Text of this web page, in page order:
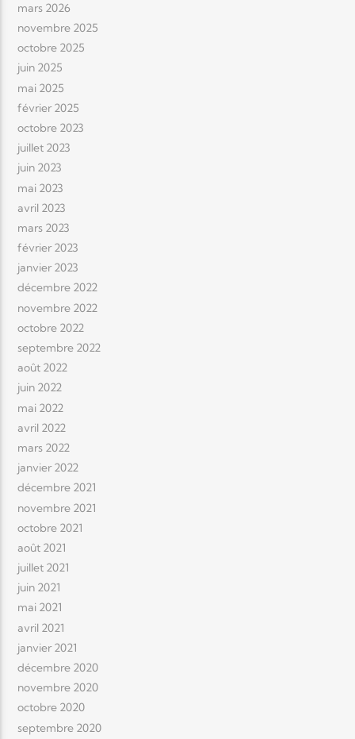
mars 2026
novembre 2025
octobre 2025
juin 2025
mai 2025
février 2025
octobre 2023
juillet 2023
juin 2023
mai 2023
avril 2023
mars 2023
février 2023
janvier 2023
décembre 2022
novembre 2022
octobre 2022
septembre 2022
août 2022
juin 2022
mai 2022
avril 2022
mars 2022
janvier 2022
décembre 2021
novembre 2021
octobre 2021
août 2021
juillet 2021
juin 2021
mai 2021
avril 2021
janvier 2021
décembre 2020
novembre 2020
octobre 2020
septembre 2020